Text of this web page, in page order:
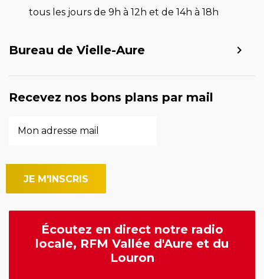
tous les jours de 9h à 12h et de 14h à 18h
Bureau de Vielle-Aure
Recevez nos bons plans par mail
Écoutez en direct notre radio
locale, RFM Vallée d'Aure et du
Louron